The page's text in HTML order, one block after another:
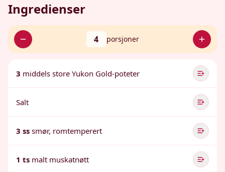
Ingredienser
4 porsjoner
3 middels store Yukon Gold-poteter
Salt
3 ss smør, romtemperert
1 ts malt muskatnøtt